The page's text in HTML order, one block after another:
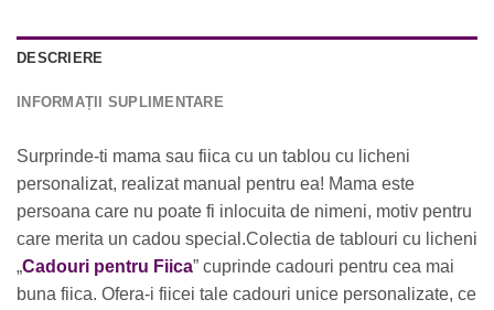
DESCRIERE
INFORMAȚII SUPLIMENTARE
Surprinde-ti mama sau fiica cu un tablou cu licheni
personalizat, realizat manual pentru ea! Mama este
persoana care nu poate fi inlocuita de nimeni, motiv pentru
care merita un cadou special.Colectia de tablouri cu licheni
„Cadouri pentru Fiica” cuprinde cadouri pentru cea mai
buna fiica. Ofera-i fiicei tale cadouri unice personalizate, ce